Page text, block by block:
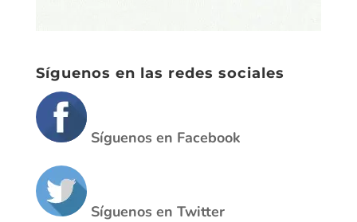
Síguenos en las redes sociales
Síguenos en Facebook
Síguenos en Twitter